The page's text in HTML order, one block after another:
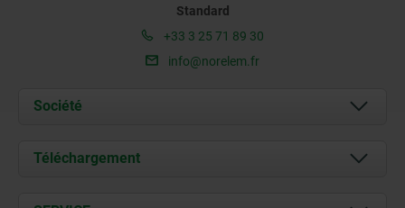
Standard
+33 3 25 71 89 30
info@norelem.fr
Société
À propos de nous
Téléchargement
Documents